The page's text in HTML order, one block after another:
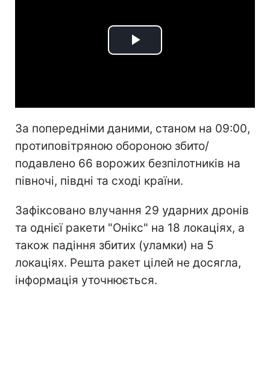
Play
За попередніми даними, станом на 09:00,
протиповітряною обороною збито/
подавлено 66 ворожих безпілотників на
півночі, півдні та сході країни.
Зафіксовано влучання 29 ударних дронів
та однієї ракети "Онікс" на 18 локаціях, а
також падіння збитих (уламки) на 5
локаціях. Решта ракет цілей не досягла,
інформація уточнюється.